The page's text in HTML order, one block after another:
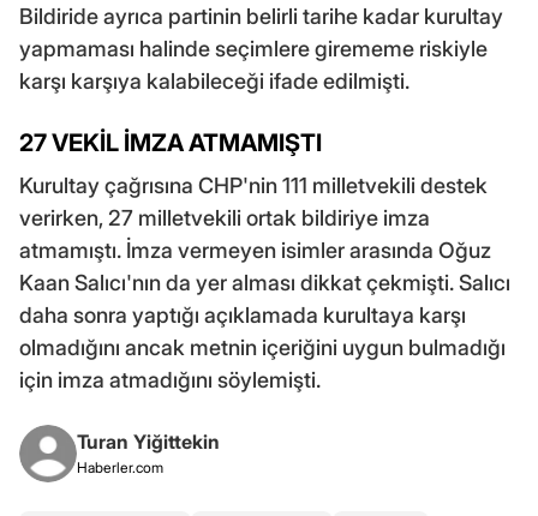
Bildiride ayrıca partinin belirli tarihe kadar kurultay
yapmaması halinde seçimlere girememe riskiyle
karşı karşıya kalabileceği ifade edilmişti.
27 VEKİL İMZA ATMAMIŞTI
Kurultay çağrısına CHP'nin 111 milletvekili destek
verirken, 27 milletvekili ortak bildiriye imza
atmamıştı. İmza vermeyen isimler arasında Oğuz
Kaan Salıcı'nın da yer alması dikkat çekmişti. Salıcı
daha sonra yaptığı açıklamada kurultaya karşı
olmadığını ancak metnin içeriğini uygun bulmadığı
için imza atmadığını söylemişti.
Turan Yiğittekin
Haberler.com